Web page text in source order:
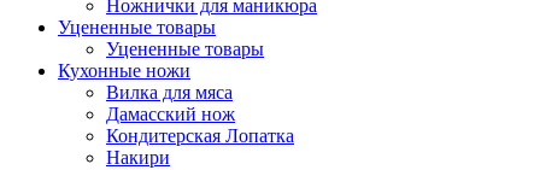
Ножнички для маникюра
Уцененные товары
Уцененные товары
Кухонные ножи
Вилка для мяса
Дамасский нож
Кондитерская Лопатка
Накири